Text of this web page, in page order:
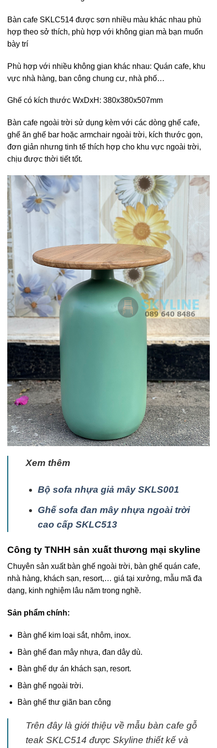
Bàn cafe SKLC514 được sơn nhiều màu khác nhau phù
hợp theo sở thích, phù hợp với không gian mà bạn muốn
bày trí
Phù hợp với nhiều không gian khác nhau: Quán cafe, khu
vực nhà hàng, ban công chung cư, nhà phố…
Ghế có kích thước WxDxH: 380x380x507mm
Bàn cafe ngoài trời sử dụng kèm với các dòng ghế cafe,
ghế ăn ghế bar hoặc armchair ngoài trời, kích thước gọn,
đơn giản nhưng tinh tế thích hợp cho khu vực ngoài trời,
chịu được thời tiết tốt.
Xem thêm
Bộ sofa nhựa giả mây SKLS001
Ghế sofa đan mây nhựa ngoài trời
cao cấp SKLC513
Công ty TNHH sản xuất thương mại skyline
Chuyên sản xuất bàn ghế ngoài trời, bàn ghế quán cafe,
nhà hàng, khách sạn, resort,… giá tại xưởng, mẫu mã đa
dạng, kinh nghiệm lâu năm trong nghề.
Sản phẩm chính:
Bàn ghế kim loại sắt, nhôm, inox.
Bàn ghế đan mây nhựa, đan dây dù.
Bàn ghế dự án khách sạn, resort.
Bàn ghế ngoài trời.
Bàn ghế thư giãn ban công
Trên đây là giới thiệu về mẫu bàn cafe gỗ
teak SKLC514 được Skyline thiết kế và